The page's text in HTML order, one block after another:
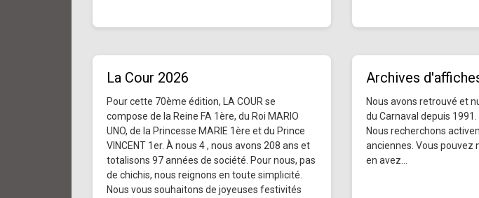
La Cour 2026
Pour cette 70ème édition, LA COUR se
compose de la Reine FA 1ère, du Roi MARIO
UNO, de la Princesse MARIE 1ère et du Prince
VINCENT 1er. À nous 4 , nous avons 208 ans et
totalisons 97 années de société. Pour nous, pas
de chichis, nous reignons en toute simplicité.
Nous vous souhaitons de joyeuses festivités
Archives
Nous avons retrouvé et
du Carnaval depuis 1991.
Nous recherchons
anciennes. Vous pouvez
en avez...